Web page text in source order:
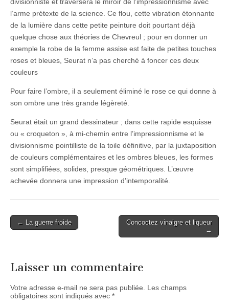
divisionniste et traversera le miroir de l’impressionnisme avec
l’arme prétexte de la science. Ce flou, cette vibration étonnante
de la lumière dans cette petite peinture doit pourtant déjà
quelque chose aux théories de Chevreul ; pour en donner un
exemple la robe de la femme assise est faite de petites touches
roses et bleues, Seurat n’a pas cherché à foncer ces deux
couleurs
Pour faire l’ombre, il a seulement éliminé le rose ce qui donne à
son ombre une très grande légèreté.
Seurat était un grand dessinateur ; dans cette rapide esquisse
ou « croqueton », à mi-chemin entre l’impressionnisme et le
divisionnisme pointilliste de la toile définitive, par la juxtaposition
de couleurs complémentaires et les ombres bleues, les formes
sont simplifiées, solides, presque géométriques. L’œuvre
achevée donnera une impression d’intemporalité.
Post
← La guerre froide
Concoctez vinaigre et liqueur
→
Laisser un commentaire
Votre adresse e-mail ne sera pas publiée. Les champs
obligatoires sont indiqués avec *